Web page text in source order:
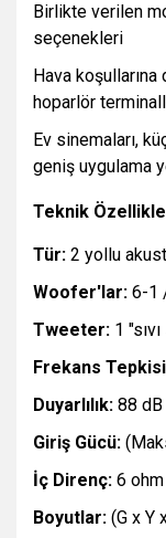
Birlikte verilen
seçenekleri
Hava koşullarına
hoparlör
Ev sinemaları,
geniş uygulama
Teknik
Tür: 2 yollu
Woofer'lar: 6-1
Tweeter: 1
Frekans
Duyarlılık: 88
Giriş Gücü:
İç Direnç: 6 ohm
Boyutlar: (G x Y